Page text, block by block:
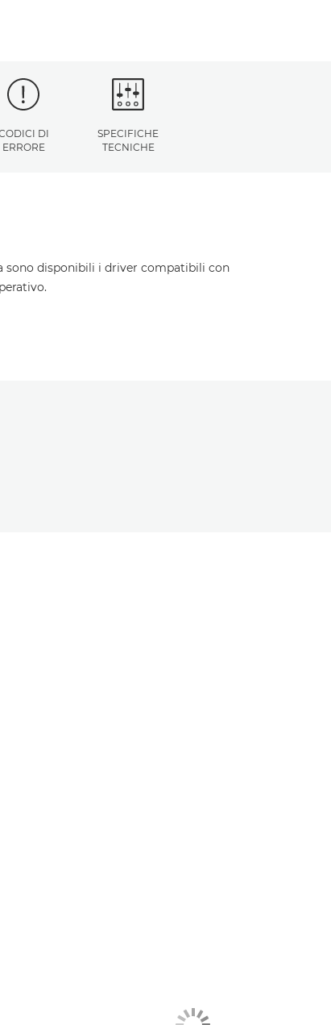
DI
ERRORE
SPECIFICHE
TECNICHE
sono disponibili i driver compatibili con